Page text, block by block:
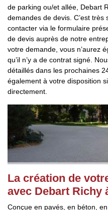
de parking ou/et allée, Debart
demandes de devis. C’est
contacter via le formulaire
de devis auprès de notre
votre demande, vous n’aurez
qu’il n’y a de contrat signé.
détaillés dans les prochaines
également à votre disposition
directement.
La création de
avec Debart Richy
Conçue en pavés, en béton,